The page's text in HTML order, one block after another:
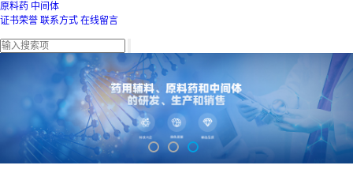
原料药 中间体
证书荣誉 联系方式 在线留言